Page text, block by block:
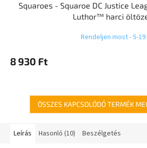
Squaroes - Squaroe DC Justice
Luthor™ harci
Rendeljen most - 5-
8 930 Ft
ÖSSZES KAPCSOLÓDÓ TERMÉK
Leírás Hasonló (10) Beszélgetés